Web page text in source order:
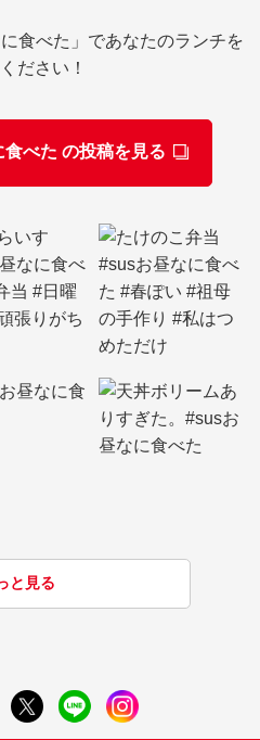
食べた」であなたのランチを
ださい！
べた の投稿を見る
と見る